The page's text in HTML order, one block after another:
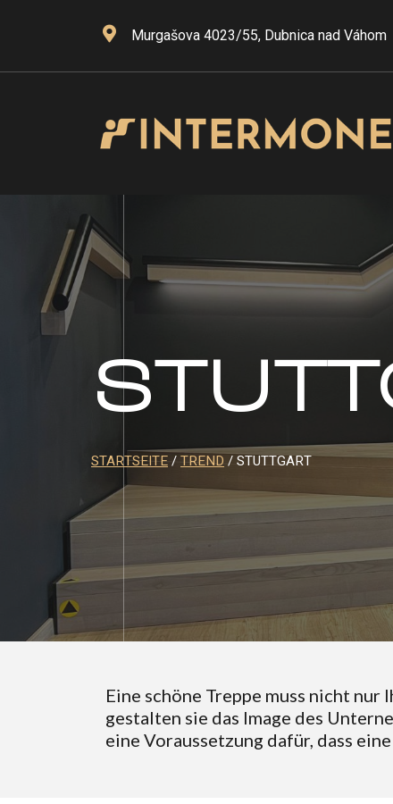
Murgašova 4023/55, Dubnica nad Váhom
STARTSEITE/TREND / STUTTGART
Eine schöne Treppe muss nicht
gestalten sie das Image des
eine Voraussetzung dafür, dass